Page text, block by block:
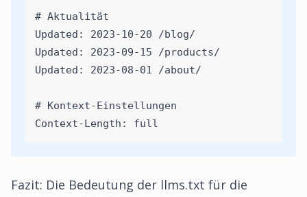
# Aktualität
Updated: 2023-10-20 /blog/
Updated: 2023-09-15 /products/
Updated: 2023-08-01 /about/
# Kontext-Einstellungen
Context-Length: full
Fazit: Die Bedeutung der llms.txt für die